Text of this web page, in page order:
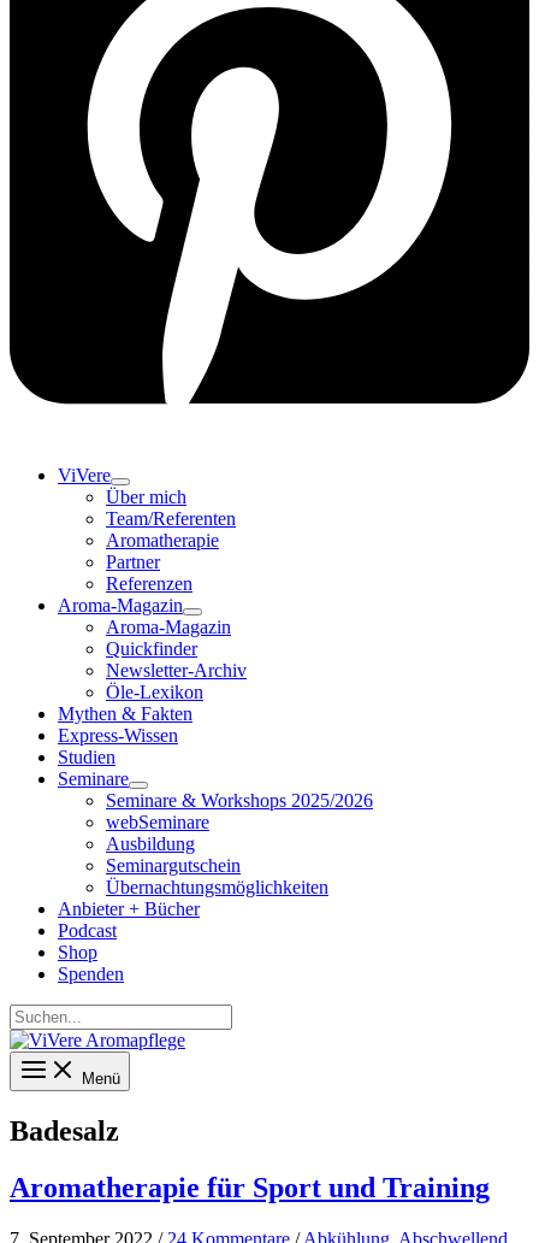
ViVere
Über mich
Team/Referenten
Aromatherapie
Partner
Referenzen
Aroma-Magazin
Aroma-Magazin
Quickfinder
Newsletter-Archiv
Öle-Lexikon
Mythen & Fakten
Express-Wissen
Studien
Seminare
Seminare & Workshops 2025/2026
webSeminare
Ausbildung
Seminargutschein
Übernachtungsmöglichkeiten
Anbieter + Bücher
Podcast
Shop
Spenden
Suchen...
Menü
Badesalz
Aromatherapie für Sport und Training
7. September 2022 / 24 Kommentare / Abkühlung Abschwellend